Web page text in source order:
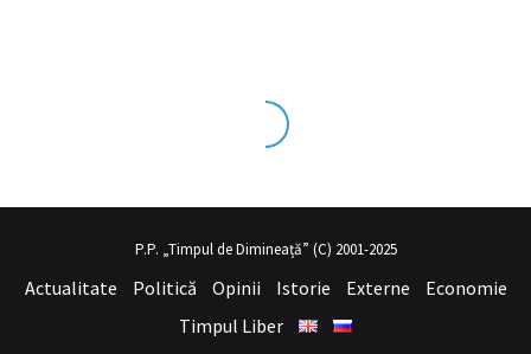
tecrübesinin ve üstsex izleseviye olduğu dışarıdan
P.P. „Timpul de Dimineață” (C) 2001-2025
Actualitate Politică Opinii Istorie Externe
Economie
Timpul Liber